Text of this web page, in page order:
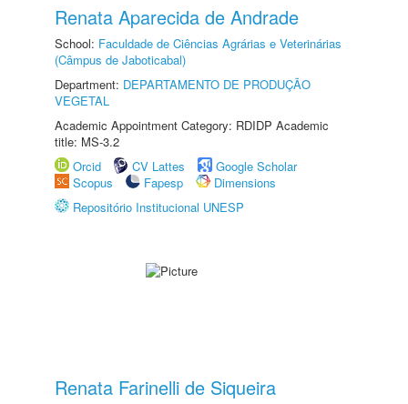
Renata Aparecida de Andrade
School: Faculdade de Ciências Agrárias e Veterinárias
(Câmpus de Jaboticabal)
Department: DEPARTAMENTO DE PRODUÇÃO
VEGETAL
Academic Appointment Category: RDIDP Academic
title: MS-3.2
Orcid
CV Lattes
Google Scholar
Scopus
Fapesp
Dimensions
Repositório Institucional UNESP
Renata Farinelli de Siqueira